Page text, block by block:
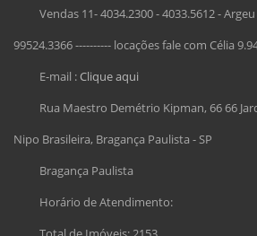
Vendas 11- 4034.2300 - 4033.5612 -
99524.3366 ---------- locações fale com Célia
E-mail :Clique aqui
Rua Maestro Demétrio Kipman, 66 66
Nipo Brasileira, Bragança Paulista - SP
Bragança Paulista
Horário de Atendimento: